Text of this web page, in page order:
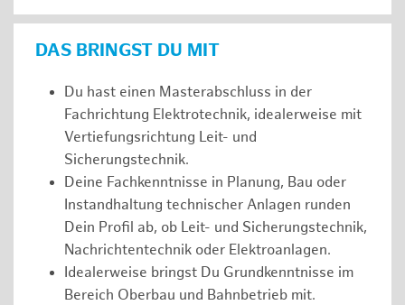
DAS BRINGST DU MIT
Du hast einen Masterabschluss in der
Fachrichtung Elektrotechnik, idealerweise mit
Vertiefungsrichtung Leit- und
Sicherungstechnik.
Deine Fachkenntnisse in Planung, Bau oder
Instandhaltung technischer Anlagen runden
Dein Profil ab, ob Leit- und Sicherungstechnik,
Nachrichtentechnik oder Elektroanlagen.
Idealerweise bringst Du Grundkenntnisse im
Bereich Oberbau und Bahnbetrieb mit.